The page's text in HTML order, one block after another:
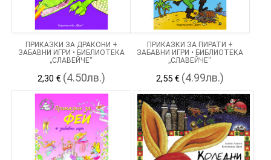
ПРИКАЗКИ ЗА ДРАКОНИ +
ЗАБАВНИ ИГРИ • БИБЛИОТЕКА
„СЛАВЕЙЧЕ“
2,30 € (4.50лв.)
ПРИКАЗКИ ЗА ПИРАТИ +
ЗАБАВНИ ИГРИ • БИБЛИОТЕКА
„СЛАВЕЙЧЕ“
2,55 € (4.99лв.)